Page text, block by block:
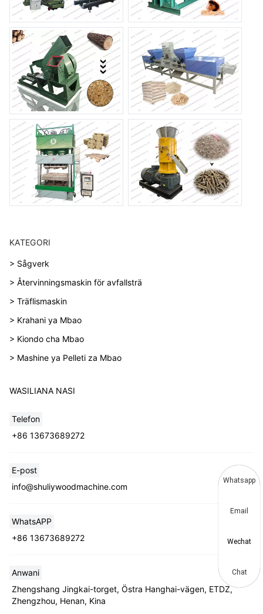
KATEGORI
> Sågverk
> Återvinningsmaskin för avfallsträ
> Träflismaskin
> Krahani ya Mbao
> Kiondo cha Mbao
> Mashine ya Pelleti za Mbao
WASILIANA NASI
Telefon
+86 13673689272
E-post
info@shuliywoodmachine.com
WhatsAPP
+86 13673689272
Anwani
Zhengshang Jingkai-torget, Östra Hanghai-vägen, ETDZ,
Zhengzhou, Henan, Kina
Whatsapp
Email
Wechat
Chat